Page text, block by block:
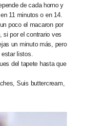
de cada horno y
11 minutos o en 14.
poco el macaron por
si por el contrario ves
un minuto más, pero
listos.
del tapete hasta que
Suis buttercream,